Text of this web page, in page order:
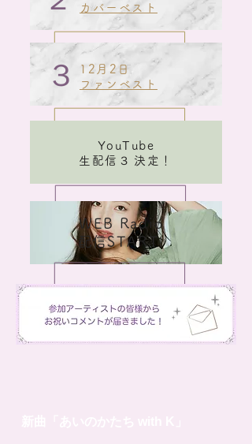
カバーベスト
12月2日
ファンベスト
３
YouTube
生配信３ 決定！
WEB Radio
​配信START!